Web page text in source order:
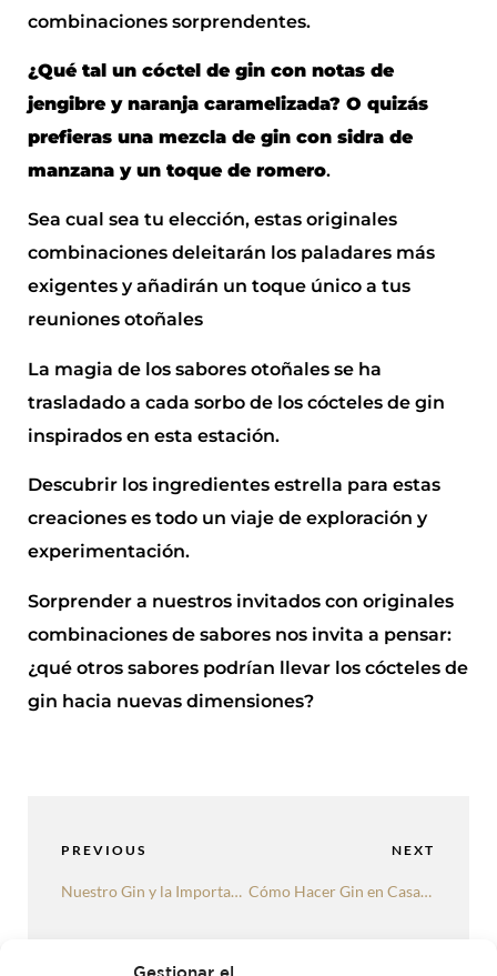
Gestionar el
combinaciones sorprendentes.
¿Qué tal un cóctel de gin con notas de
jengibre y naranja caramelizada? O quizás
prefieras una mezcla de gin con sidra de
manzana y un toque de romero.
Sea cual sea tu elección, estas originales
combinaciones deleitarán los paladares más
exigentes y añadirán un toque único a tus
reuniones otoñales
La magia de los sabores otoñales se ha
trasladado a cada sorbo de los cócteles de gin
inspirados en esta estación.
Descubrir los ingredientes estrella para estas
creaciones es todo un viaje de exploración y
experimentación.
Sorprender a nuestros invitados con originales
combinaciones de sabores nos invita a pensar:
¿qué otros sabores podrían llevar los cócteles de
gin hacia nuevas dimensiones?
PREVIOUS
Nuestro Gin y la Importancia del Diseño de la Etiqueta
NEXT
Cómo Hacer Gin en Casa: Receta Sencilla